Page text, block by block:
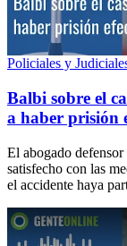
Policiales y
Balbi sobre el
a haber prisión
El abogado
satisfecho con las
el accidente haya